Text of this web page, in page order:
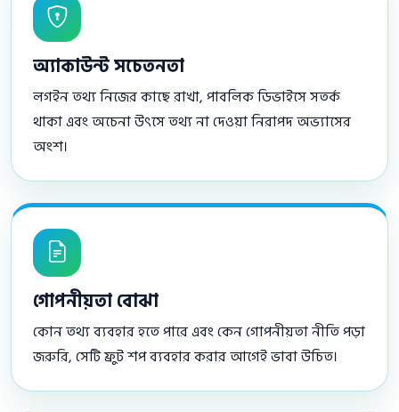
অ্যাকাউন্ট সচেতনতা
লগইন তথ্য নিজের কাছে রাখা, পাবলিক ডিভাইসে সতর্ক
থাকা এবং অচেনা উৎসে তথ্য না দেওয়া নিরাপদ অভ্যাসের
অংশ।
গোপনীয়তা বোঝা
কোন তথ্য ব্যবহার হতে পারে এবং কেন গোপনীয়তা নীতি পড়া
জরুরি, সেটি ফ্রুট শপ ব্যবহার করার আগেই ভাবা উচিত।